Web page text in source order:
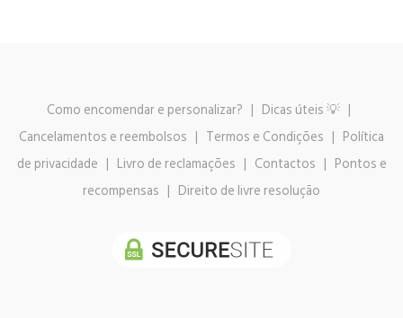
Como encomendar e personalizar? | Dicas úteis 💡 |
Cancelamentos e reembolsos | Termos e Condições | Política
de privacidade | Livro de reclamações | Contactos | Pontos e
recompensas | Direito de livre resolução